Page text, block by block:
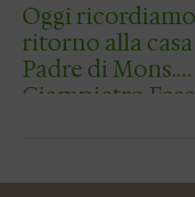
Oggi
ritorno alla
Padre di Mons.
Giampietro